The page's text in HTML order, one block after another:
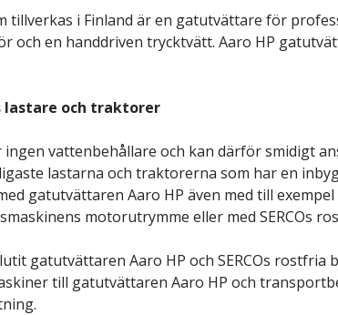
tillverkas i Finland är en gatutvättare för
och en handdriven trycktvätt. Aaro HP
och traktorer
ingen vattenbehållare och kan därför smidigt
lastarna och traktorerna som har en
gatutvättaren Aaro HP även med till exempel
motorutrymme eller med SERCOs
gatutvättaren Aaro HP och SERCOs rostfria
till gatutvättaren Aaro HP och